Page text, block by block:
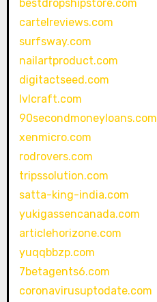
bestdropshipstore.com
cartelreviews.com
surfsway.com
nailartproduct.com
digitactseed.com
lvlcraft.com
90secondmoneyloans.com
xenmicro.com
rodrovers.com
tripssolution.com
satta-king-india.com
yukigassencanada.com
articlehorizone.com
yuqqbbzp.com
7betagents6.com
coronavirusuptodate.com